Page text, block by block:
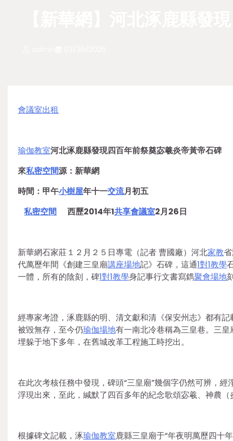
會議室出租
瑜伽教室河北涿鹿縣發現四百年前祭奠宓羲炎帝黃帝石碑
來私密空間源：新華網
時間：甲午小樹屋年十一交流月初五
私密空間 西歷2014年1共享會議室2月26日
新華網石家莊１２月２５日專電（記者 曹國廠）河北家教
代萬歷年間《創建三皇廟講座場地記》石碑，這通1對1教學
一體，所有的陰刻，碑1對1教學身記事行文書寫鐫聚會場地
經專家考證，涿鹿縣的明、清文獻和清《保安州志》都有
被毀無存，至今仍瑜伽場地有一南北冷巷稱為三皇巷。三
埋躲于地下多年，在舊城改革工程施工時挖出。
在此次考核任務中發現，碑頭“三皇廟”幾個字仍然可辨，經
浮現出來，至此，緘默了四百多年的紀念歌頌宓羲、神農
根據碑文記載，涿瑜伽教室鹿縣三皇廟于“年夜明萬歷四十